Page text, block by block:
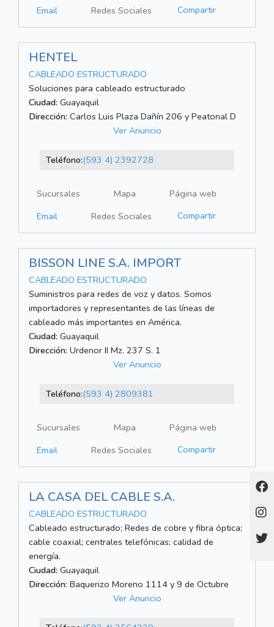
Email
Redes Sociales Compartir
HENTEL
CABLEADO ESTRUCTURADO
Soluciones para cableado estructurado
Ciudad: Guayaquil
Dirección: Carlos Luis Plaza Dañín 206 y Peatonal D
Ver Anuncio
Teléfono:(593 4) 2392728
Sucursales Mapa
Página web
Email
Redes Sociales Compartir
BISSON LINE S.A. IMPORT
CABLEADO ESTRUCTURADO
Suministros para redes de voz y datos. Somos
importadores y representantes de las líneas de
cableado más importantes en América.
Ciudad: Guayaquil
Dirección: Urdenor II Mz. 237 S. 1
Ver Anuncio
Teléfono:(593 4) 2809381
Sucursales Mapa
Página web
Email
Redes Sociales Compartir
LA CASA DEL CABLE S.A.
CABLEADO ESTRUCTURADO
Cableado estructurado; Redes de cobre y fibra óptica;
cable coaxial; centrales telefónicas; calidad de
energía.
Ciudad: Guayaquil
Dirección: Baquerizo Moreno 1114 y 9 de Octubre
Ver Anuncio